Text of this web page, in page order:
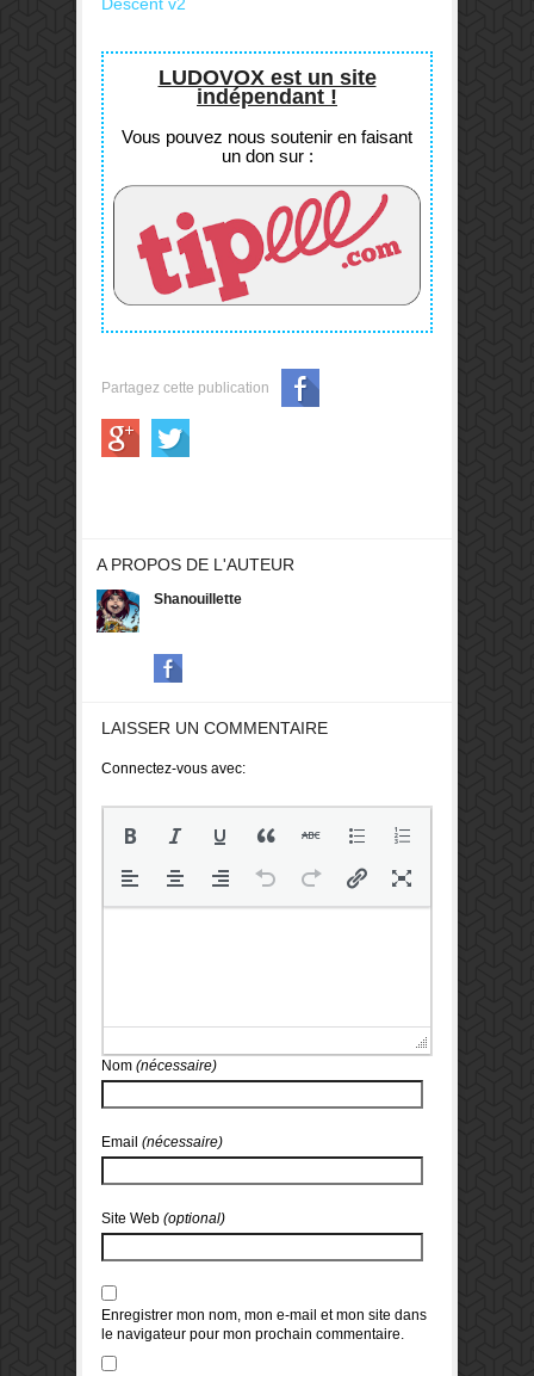
LUDOVOX est un site
indépendant !
Vous pouvez nous soutenir en faisant
un don sur :
Partagez cette publication
A PROPOS DE L'AUTEUR
Shanouillette
LAISSER UN COMMENTAIRE
Connectez-vous avec:
Nom (nécessaire)
Email (nécessaire)
Site Web (optional)
Enregistrer mon nom, mon e-mail et mon site dans
le navigateur pour mon prochain commentaire.